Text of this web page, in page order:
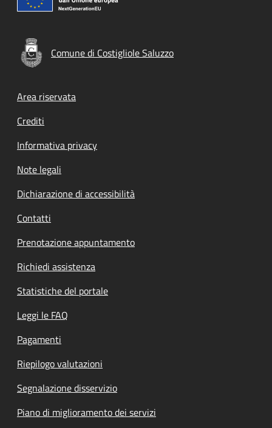
Comune di Costigliole Saluzzo
Footer menu
Area riservata
Crediti
Informativa privacy
Note legali
Dichiarazione di accessibilità
Contatti
Prenotazione appuntamento
Richiedi assistenza
Statistiche del portale
Leggi le FAQ
Pagamenti
Riepilogo valutazioni
Segnalazione disservizio
Piano di miglioramento dei servizi